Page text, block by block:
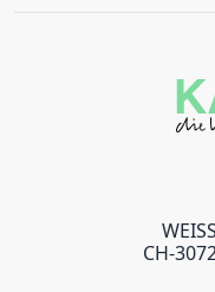
CH-